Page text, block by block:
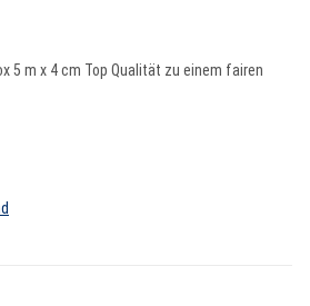
5 m x 4 cm Top Qualität zu einem fairen